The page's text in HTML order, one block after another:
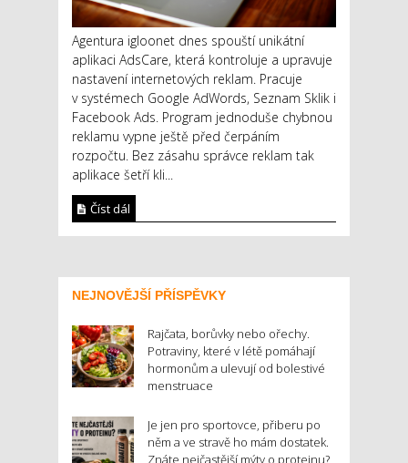
Agentura igloonet dnes spouští unikátní
aplikaci AdsCare, která kontroluje a upravuje
nastavení internetových reklam. Pracuje
v systémech Google AdWords, Seznam Sklik i
Facebook Ads. Program jednoduše chybnou
reklamu vypne ještě před čerpáním
rozpočtu. Bez zásahu správce reklam tak
aplikace šetří kli...
Číst dál
NEJNOVĚJŠÍ PŘÍSPĚVKY
Rajčata, borůvky nebo ořechy.
Potraviny, které v létě pomáhají
hormonům a ulevují od bolestivé
menstruace
Je jen pro sportovce, přiberu po
něm a ve stravě ho mám dostatek.
Znáte nejčastější mýty o proteinu?